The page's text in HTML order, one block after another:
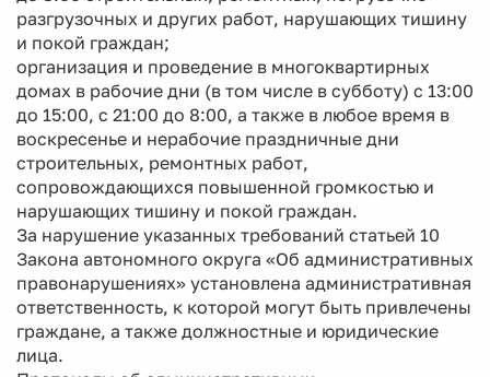
разгрузочных и других работ, нарушающих тишину
и покой граждан;
организация и проведение в многоквартирных
домах в рабочие дни (в том числе в субботу) с 13:00
до 15:00, с 21:00 до 8:00, а также в любое время в
воскресенье и нерабочие праздничные дни
строительных, ремонтных работ,
сопровождающихся повышенной громкостью и
нарушающих тишину и покой граждан.
За нарушение указанных требований статьей 10
Закона автономного округа «Об административных
правонарушениях» установлена административная
ответственность, к которой могут быть привлечены
граждане, а также должностные и юридические
лица.